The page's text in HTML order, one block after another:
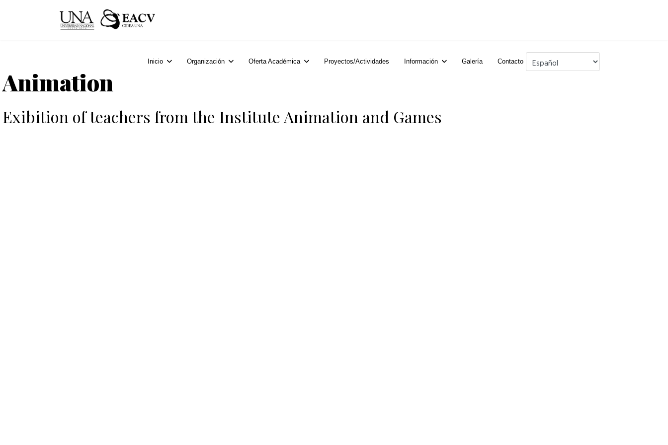
Inicio Organización Oferta Académica Proyectos/Actividades Información Galería Contacto
Animation
Exibition of teachers from the Institute Animation and Games